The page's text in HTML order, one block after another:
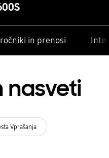
in prenosi
nasveti
Vprašanja